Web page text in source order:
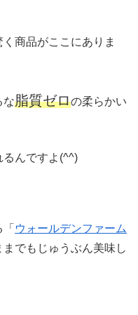
く商品がここにありま
な脂質ゼロの柔らかい
るんですよ(^^)
ウォールデンファーム
でもじゅうぶん美味し